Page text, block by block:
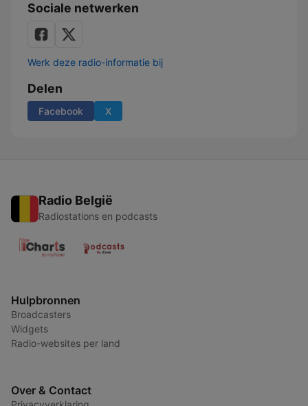
Sociale netwerken
Werk deze radio-informatie bij
Delen
Facebook X
Radio België
Radiostations en podcasts
Hulpbronnen
Broadcasters
Widgets
Radio-websites per land
Over & Contact